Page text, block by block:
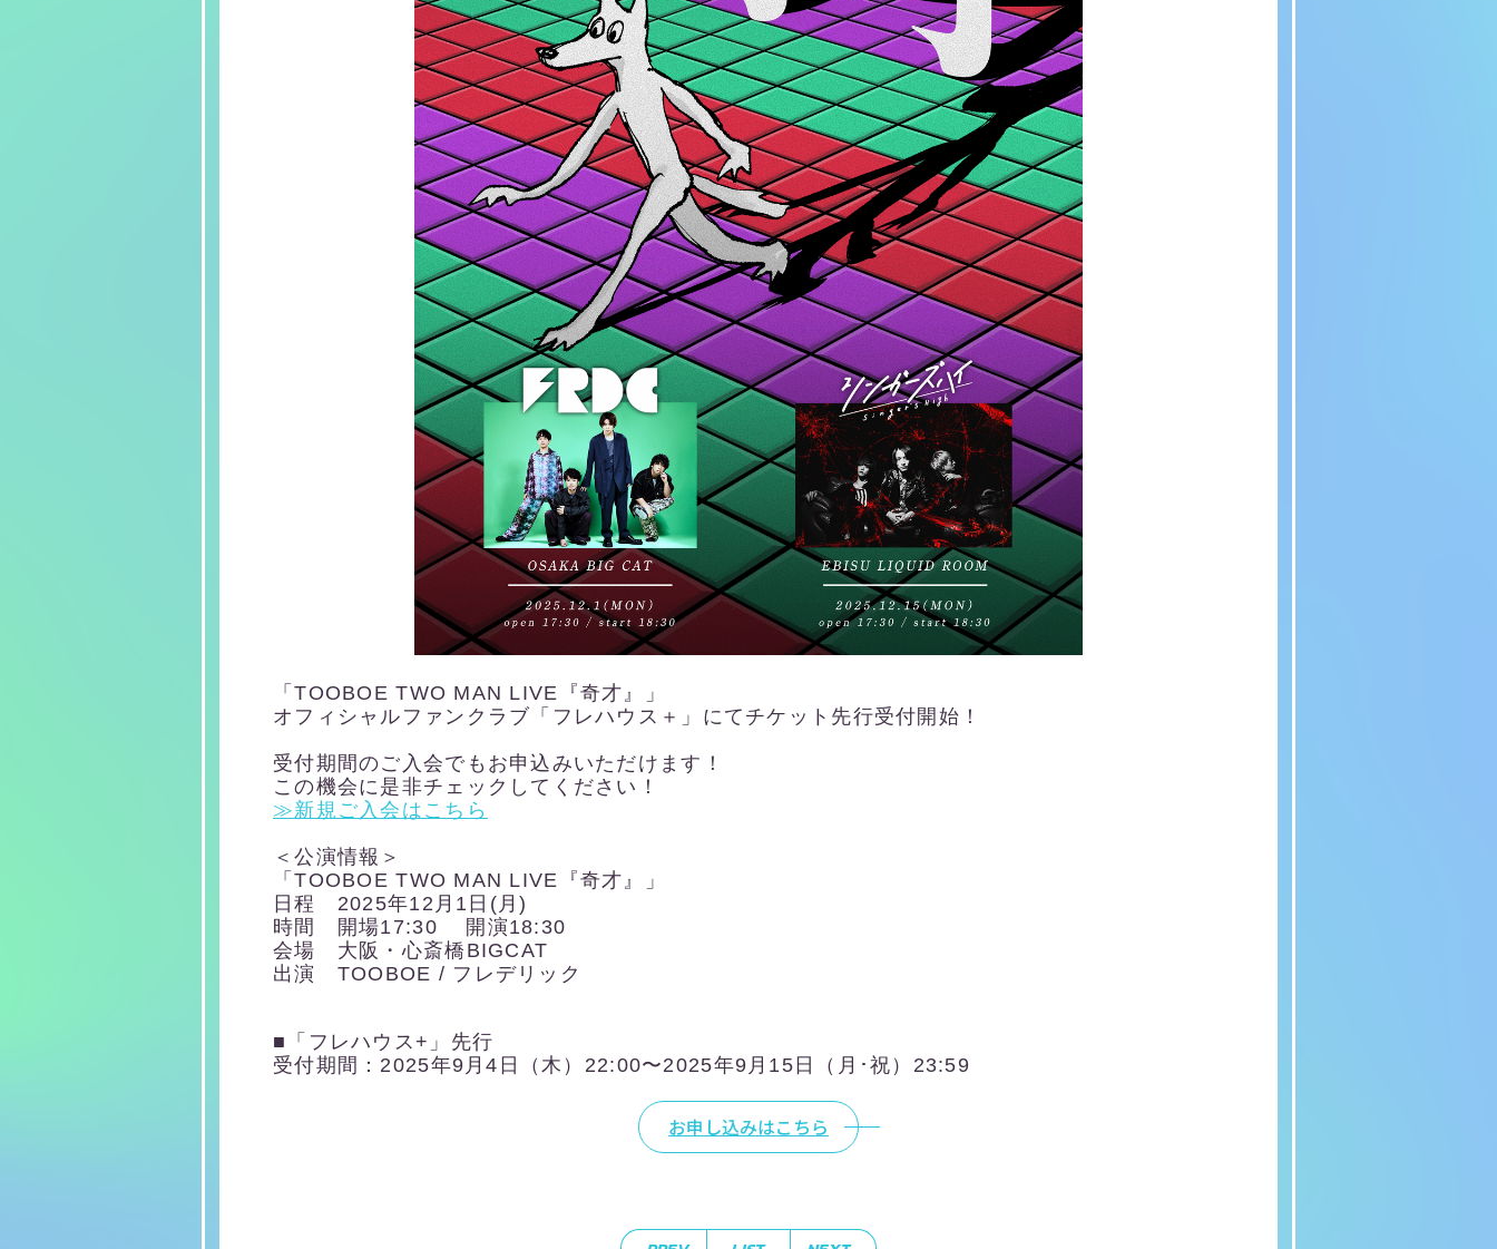
「TOOBOE TWO MAN LIVE『奇才』」
オフィシャルファンクラブ「フレハウス＋」にてチケット先行受付開始！
受付期間のご入会でもお申込みいただけます！
この機会に是非チェックしてください！
≫新規ご入会はこちら
＜公演情報＞
「TOOBOE TWO MAN LIVE『奇才』」
日程 2025年12月1日(月)
時間 開場17:30 開演18:30
会場 大阪・心斎橋BIGCAT
出演 TOOBOE / フレデリック
■「フレハウス+」先行
受付期間：2025年9月4日（木）22:00〜2025年9月15日（月･祝）23:59
お申し込みはこちら